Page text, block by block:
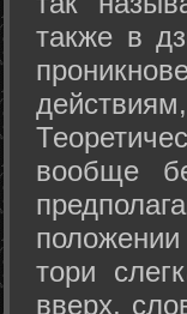
также в
вообще
тори
вверх,